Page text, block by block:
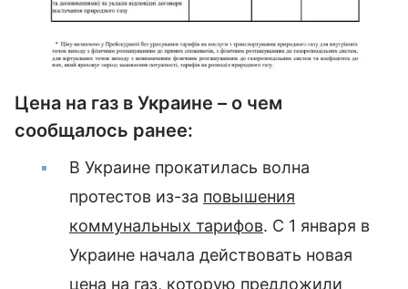
Цена на газ в Украине – о чем
сообщалось ранее:
В Украине прокатилась волна
протестов из-за повышения
коммунальных тарифов. С 1 января в
Украине начала действовать новая
цена на газ, которую предложили